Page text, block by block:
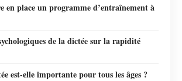
en place un programme d’entraînement à
de la dictée sur la rapidité
est-elle importante pour tous les âges ?